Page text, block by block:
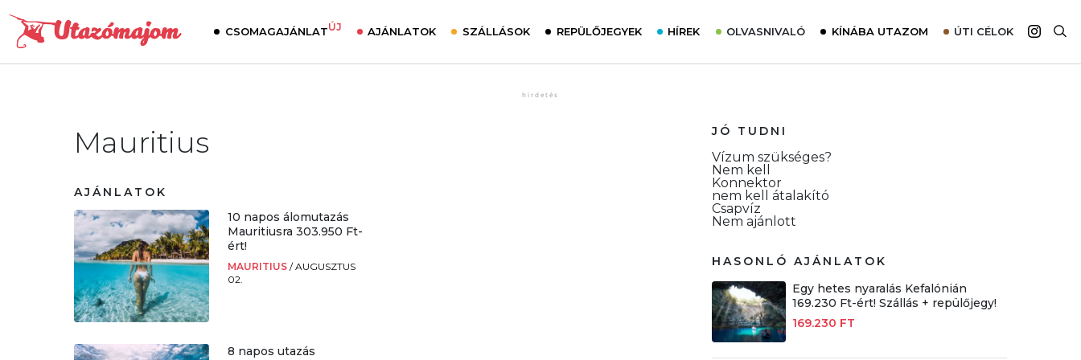
CSOMAGAJÁNLATÚJ AJÁNLATOK SZÁLLÁSOK REPÜLŐJEGYEK HÍREK OLVASNIVALÓ
Interjú
Élménybeszámolók
Szállodalátogatás
Sajtómegjelenések
KÍNÁBA UTAZOM ÚTI CÉLOK
Mauritius
AJÁNLATOK
10 napos álomutazás
Mauritiusra 303.950 Ft-
ért!
MAURITIUS/AUGUSZTUS
02.
8 napos utazás
JÓ TUDNI
Vízum szükséges?
Nem kell
Konnektor
nem kell átalakító
Csapvíz
Nem ajánlott
HASONLÓ AJÁNLATOK
Egy hetes nyaralás Kefalónián
169.230 Ft-ért! Szállás + repülőjegy!
169.230 FT